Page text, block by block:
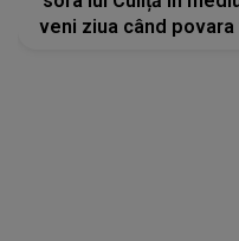
veni ziua când povara